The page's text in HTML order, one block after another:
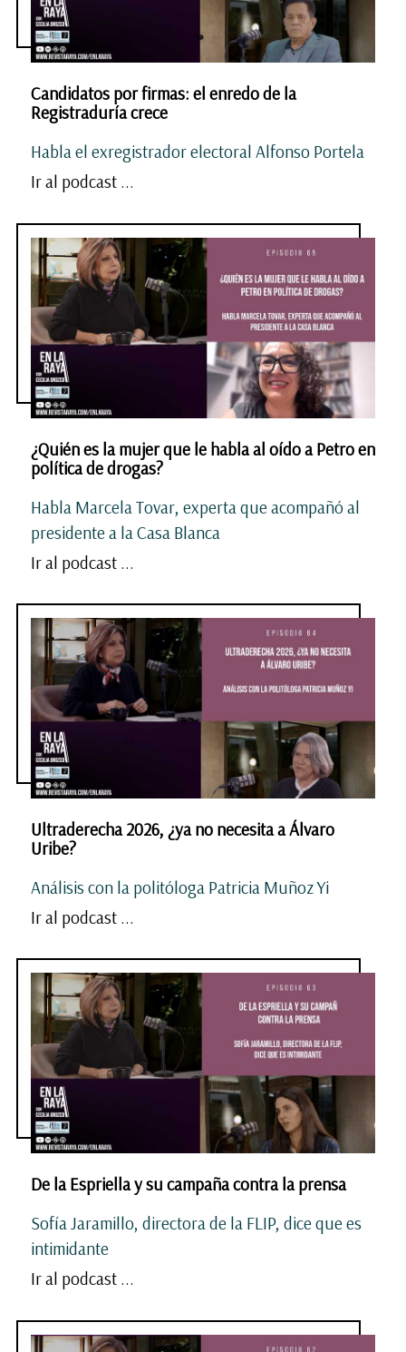
Candidatos por firmas: el enredo de la
Registraduría crece
Habla el exregistrador electoral Alfonso Portela
Ir al podcast ...
¿Quién es la mujer que le habla al oído a Petro en
política de drogas?
Habla Marcela Tovar, experta que acompañó al
presidente a la Casa Blanca
Ir al podcast ...
Ultraderecha 2026, ¿ya no necesita a Álvaro
Uribe?
Análisis con la politóloga Patricia Muñoz Yi
Ir al podcast ...
De la Espriella y su campaña contra la prensa
Sofía Jaramillo, directora de la FLIP, dice que es
intimidante
Ir al podcast ...